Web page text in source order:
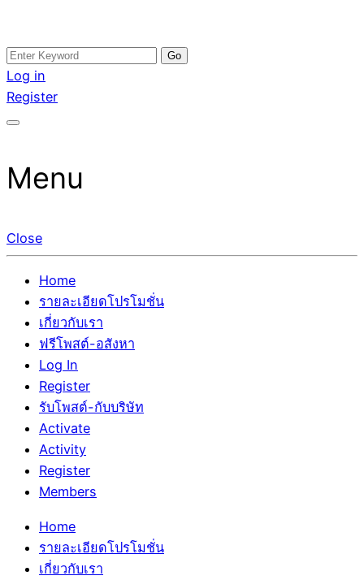
Skip
to
content
อสังหาโพสต์ รีวิวเยอะ รับจ้างโพสต์ขายบ้าน รับจ้างโพสต์อสัง
หา แตกต่างอย่างตั้งใจ รับรองผล อันดับ1 การโพสต์ขายอสังหา
กับทีมงานบริษัท บ้าน ที่ดิน คอนโด ติดGoogleหน้าแรกได้จริงๆ
รับจ้างโพสอสังหา ขายบ้าน อสังหาโพสต์ เชื่อถือได้จริง รับ
โพสต์ ที่ดิน กับทีมงานบริษัท ถูกและดีที่สุด ไม่มีค่านายหน้า
ขายได้จริงๆ ช่วยสร้างโอกาสในการขายได้มากกว่า ที่เดียว ที่
Search
for:
Log in
Register
Menu
Close
Home
รายละเอียดโปรโมชั่น
เกี่ยวกับเรา
ฟรีโพสต์-อสังหา
Log In
Register
รับโพสต์-กับบริษัท
Activate
Activity
Register
Members
Home
รายละเอียดโปรโมชั่น
เกี่ยวกับเรา